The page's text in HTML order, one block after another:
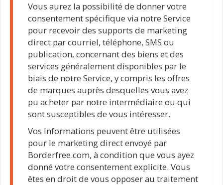
Vous aurez la possibilité de donner votre
consentement spécifique via notre Service
pour recevoir des supports de marketing
direct par courriel, téléphone, SMS ou
publication, concernant des biens et des
services généralement disponibles par le
biais de notre Service, y compris les offres
de marques auprès desquelles vous avez
pu acheter par notre intermédiaire ou qui
sont susceptibles de vous intéresser.
Vos Informations peuvent être utilisées
pour le marketing direct envoyé par
Borderfree.com, à condition que vous ayez
donné votre consentement explicite. Vous
êtes en droit de vous opposer au traitement